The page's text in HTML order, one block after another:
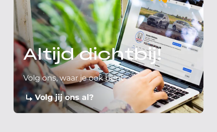
Altijd dichtbij!
Volg ons, waar je ook bent
Volg jij ons al?